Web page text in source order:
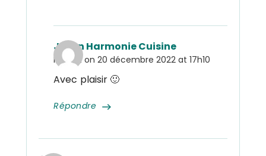
Julien Harmonie Cuisine
Posted on 20 décembre 2022 at 17h10
Répondre
Avec plaisir 🙂